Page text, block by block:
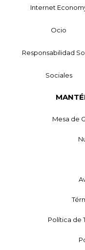
Internet
Ocio
Responsabilidad
Sociales
Mesa de
Política de